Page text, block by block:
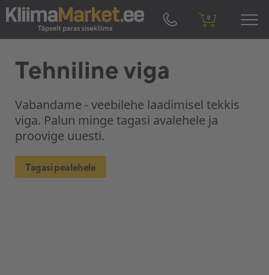
0
Tehniline viga
Vabandame - veebilehe laadimisel tekkis
viga. Palun minge tagasi avalehele ja
proovige uuesti.
Tagasi pealehele